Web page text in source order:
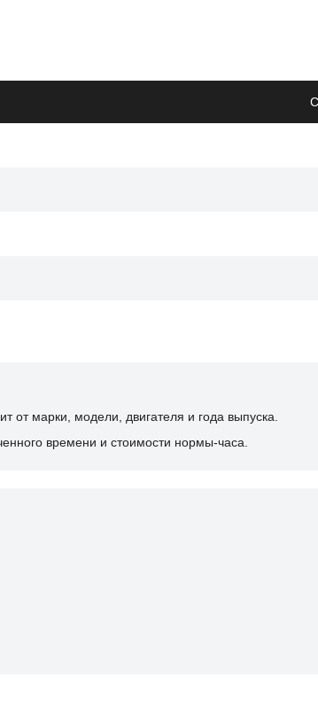
катализатора.
коррозией.
нормам и обеспечит более эффективное
от марки, модели, двигателя и года выпуска.
времени и стоимости нормы-часа.